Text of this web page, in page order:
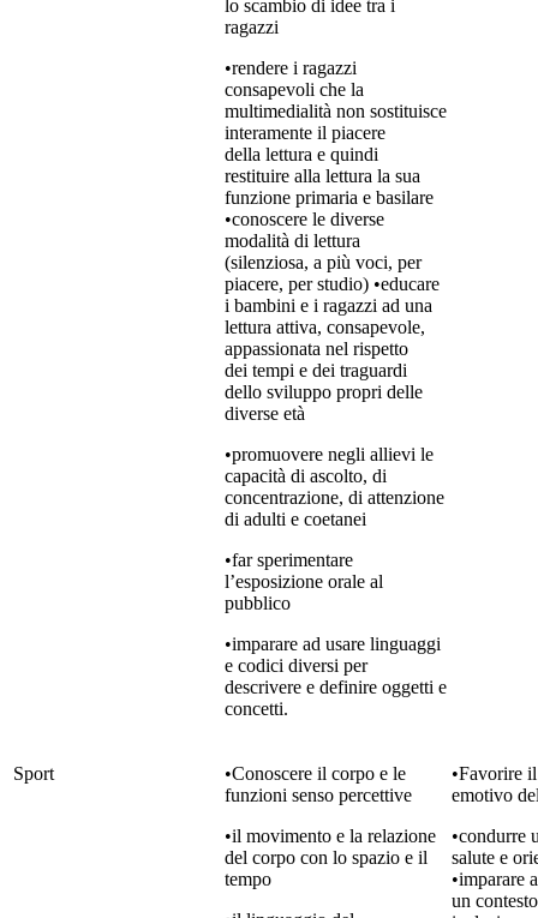
lo scambio di idee tra i
ragazzi
•rendere i ragazzi
consapevoli che la
multimedialità non sostituisce
interamente il piacere
della lettura e quindi
restituire alla lettura la sua
funzione primaria e basilare
•conoscere le diverse
modalità di lettura
(silenziosa, a più voci, per
piacere, per studio) •educare
i bambini e i ragazzi ad una
lettura attiva, consapevole,
appassionata nel rispetto
dei tempi e dei traguardi
dello sviluppo propri delle
diverse età
•promuovere negli allievi le
capacità di ascolto, di
concentrazione, di attenzione
di adulti e coetanei
•far sperimentare
l’esposizione orale al
pubblico
•imparare ad usare linguaggi
e codici diversi per
descrivere e definire oggetti e
concetti.
Sport
•Conoscere il corpo e le
funzioni senso percettive
•il movimento e la relazione
del corpo con lo spazio e il
tempo
•Favorire
emotivo
•condurre
salute e
•imparare
un